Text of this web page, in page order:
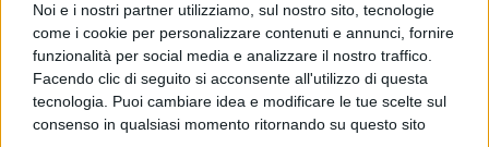
Noi e i nostri partner utilizziamo, sul nostro sito, tecnologie
come i cookie per personalizzare contenuti e annunci, fornire
funzionalità per social media e analizzare il nostro traffico.
Facendo clic di seguito si acconsente all'utilizzo di questa
tecnologia. Puoi cambiare idea e modificare le tue scelte sul
consenso in qualsiasi momento ritornando su questo sito
start-up innovative. Benché sia difficile
individuare con precisione le nuove società che
saranno davvero vincenti, gli esperti di Invesco
sono convinti che investire nei portafogli di
queste platform company possa offrire